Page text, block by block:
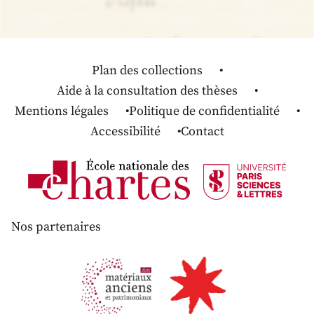
Plan des collections
Aide à la consultation des thèses
Mentions légales
Politique de confidentialité
Accessibilité
Contact
Nos partenaires